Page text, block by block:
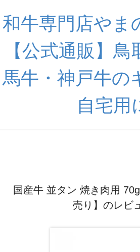
和牛専門店やま
【公式通販】
馬牛・神戸牛の
自宅用
国産牛 並タン 焼き肉用
売り】のレビ